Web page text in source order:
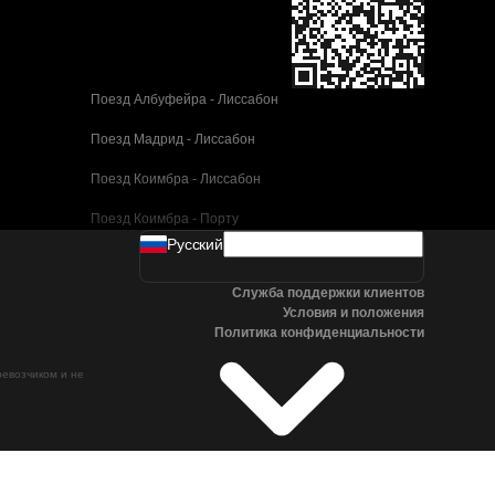
Поезд Албуфейра - Лиссабон
Поезд Мадрид - Лиссабон
Поезд Коимбра - Лиссабон
Поезд Коимбра - Порту
Поезд Валенсия - Барселона
Поезд Севилья - Барселона
Поезд Малага - Барселона
Поезд Малага - Мадрид
и не
Pусский
Служба поддержки клиентов
Условия и положения
Политика конфиденциальности